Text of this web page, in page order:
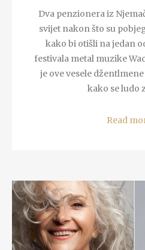
Dva penzionera iz
svijet nakon što su
kako bi otišli na jedan
festivala metal muzike
je ove vesele
kako se ludo
Read